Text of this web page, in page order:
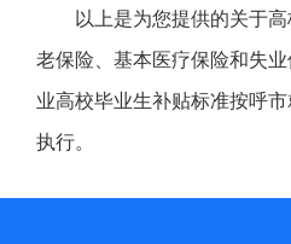
以上是为您提供的关于
老保险、基本医疗保险和失
业高校毕业生补贴标准按呼
执行。